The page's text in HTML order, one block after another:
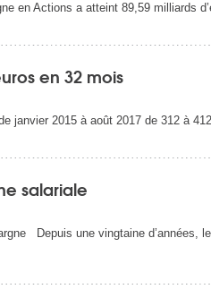
en Actions a atteint 89,59 milliards
en 32 mois
janvier 2015 à août 2017 de 312 à
salariale
Depuis une vingtaine d’années,